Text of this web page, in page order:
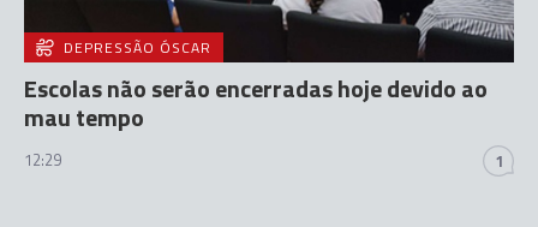
DEPRESSÃO ÓSCAR
Escolas não serão encerradas hoje devido ao
mau tempo
12:29 1